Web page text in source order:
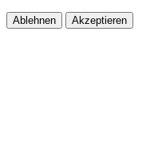
Ablehnen Akzeptieren